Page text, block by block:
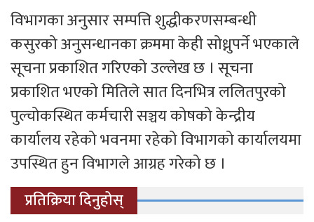
विभागका अनुसार सम्पत्ति शुद्धीकरणसम्बन्धी
कसुरको अनुसन्धानका क्रममा केही सोध्नुपर्ने भएकाले
सूचना प्रकाशित गरिएको उल्लेख छ । सूचना
प्रकाशित भएको मितिले सात दिनभित्र ललितपुरको
पुल्चोकस्थित कर्मचारी सञ्चय कोषको केन्द्रीय
कार्यालय रहेको भवनमा रहेको विभागको कार्यालयमा
उपस्थित हुन विभागले आग्रह गरेको छ ।
प्रतिक्रिया दिनुहोस्